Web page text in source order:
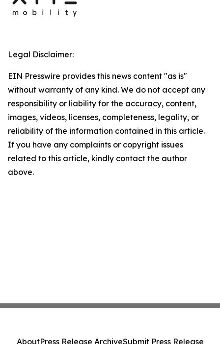
Legal Disclaimer:
EIN Presswire provides this news content "as is"
without warranty of any kind. We do not accept any
responsibility or liability for the accuracy, content,
images, videos, licenses, completeness, legality, or
reliability of the information contained in this article.
If you have any complaints or copyright issues
related to this article, kindly contact the author
above.
AboutPress Release ArchiveSubmit Press Release